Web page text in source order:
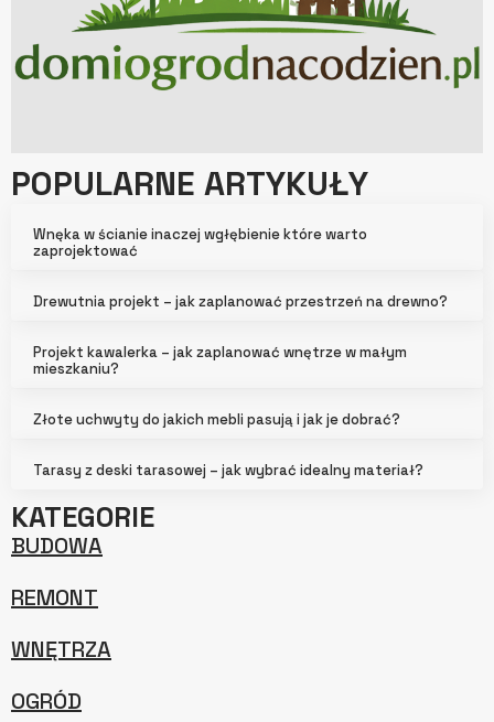
POPULARNE ARTYKUŁY
Wnęka w ścianie inaczej wgłębienie które warto
zaprojektować
Drewutnia projekt – jak zaplanować przestrzeń na drewno?
Projekt kawalerka – jak zaplanować wnętrze w małym
mieszkaniu?
Złote uchwyty do jakich mebli pasują i jak je dobrać?
Tarasy z deski tarasowej – jak wybrać idealny materiał?
KATEGORIE
BUDOWA
REMONT
WNĘTRZA
OGRÓD